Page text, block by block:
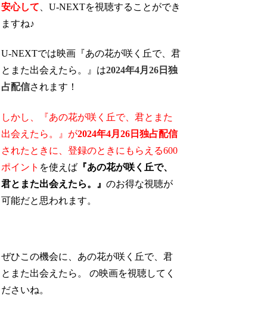
安心して 、U-NEXTを視聴することができ
ますね♪
U-NEXTでは映画『あの花が咲く丘で、君
とまた出会えたら。』は2024年4月26日独
占配信されます！
しかし、『あの花が咲く丘で、君とまた
出会えたら。』が2024年4月26日独占配信
されたときに、登録のときにもらえる600
ポイント を使えば 『あの花が咲く丘で、
君とまた出会えたら。』のお得な視聴が
可能だと思われます。
ぜひこの機会に、あの花が咲く丘で、君
とまた出会えたら。 の映画を視聴してく
ださいね。